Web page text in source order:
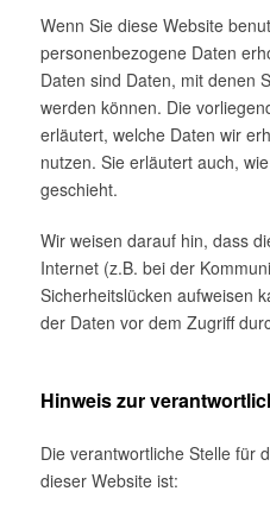
Wenn Sie diese Website
personenbezogene Daten
Daten sind Daten, mit denen
werden können. Die
erläutert, welche Daten wir
nutzen. Sie erläutert auch,
geschieht.
Wir weisen darauf hin, dass
Internet (z.B. bei der
Sicherheitslücken aufweisen
der Daten vor dem Zugriff
Hinweis zur
Die verantwortliche Stelle für
dieser Website ist: